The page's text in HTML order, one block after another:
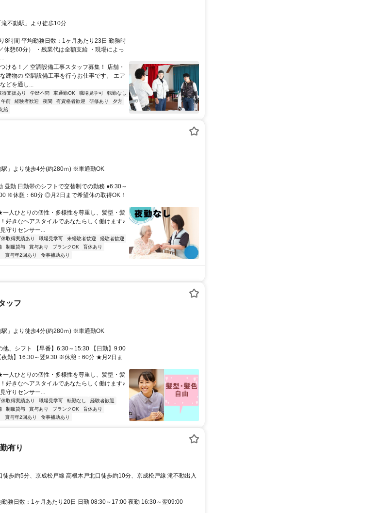
不動駅」より徒歩10分
8時間 平均勤務日数：1ヶ月あたり23日 勤務時
休憩60分） ・残業代は全額支給 ・現場によっ
ける！／ 空調設備工事スタッフ募集！ 店舗・
建物の 空調設備工事を行うお仕事です。 エア
どを通し...
得支援あり 学歴不問 車通勤OK 職場見学可
転勤なし
午前 経験者歓迎 夜間 有資格者歓迎 研修あり
夕方
給
」より徒歩4分(約280ｍ) ※車通勤OK
昼勤 日勤帯のシフトで交替制での勤務 ●6:30～
※休憩：60分 ◎月2日まで希望休の取得OK！
人ひとりの個性・多様性を尊重し、髪型・髪
好きなヘアスタイルであなたらしく働けます♪
守りセンサー...
取得実績あり 職場見学可 未経験者歓迎
経験者歓迎
制服貸与 賞与あり ブランクOK
育休あり
賞与年2回あり 食事補助あり
ッフ
」より徒歩4分(約280ｍ) ※車通勤OK
他、シフト 【早番】6:30～15:30 【日勤】9:00
夜勤】16:30～翌9:30 ※休憩：60分 ★月2日ま
人ひとりの個性・多様性を尊重し、髪型・髪
好きなヘアスタイルであなたらしく働けます♪
守りセンサー...
取得実績あり 職場見学可 転勤なし
経験者歓迎
制服貸与 賞与あり ブランクOK
育休あり
賞与年2回あり 食事補助あり
有り
徒歩約5分、京成松戸線 高根木戸北口徒歩約10分、京成松戸線 滝不動出入
務日数：1ヶ月あたり20日 日勤 08:30～17:00 夜勤 16:30～翌09:00